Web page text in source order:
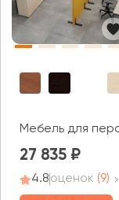
Мебель для
27 835
4.8оценок (9)